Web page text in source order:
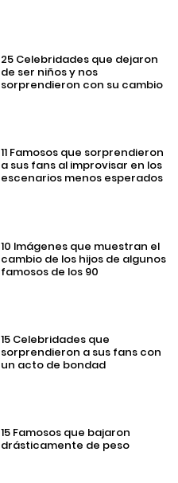
25 Celebridades que dejaron
de ser niños y nos
sorprendieron con su cambio
11 Famosos que sorprendieron
a sus fans al improvisar en los
escenarios menos esperados
10 Imágenes que muestran el
cambio de los hijos de algunos
famosos de los 90
15 Celebridades que
sorprendieron a sus fans con
un acto de bondad
15 Famosos que bajaron
drásticamente de peso